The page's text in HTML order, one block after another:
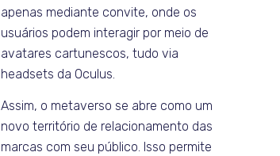
apenas mediante convite, onde os
usuários podem interagir por meio de
avatares cartunescos, tudo via
headsets da Oculus.
Assim, o metaverso se abre como um
novo território de relacionamento das
marcas com seu público. Isso permite